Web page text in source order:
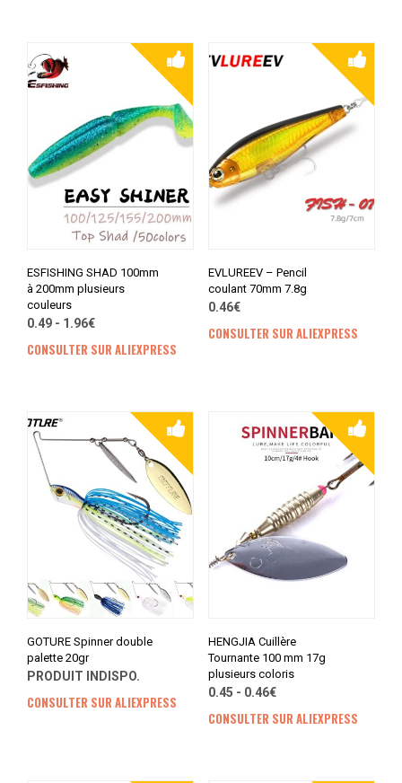
ESFISHING SHAD 100mm
à 200mm plusieurs
couleurs
0.49 - 1.96€
CONSULTER SUR ALIEXPRESS
EVLUREEV – Pencil
coulant 70mm 7.8g
0.46€
CONSULTER SUR ALIEXPRESS
GOTURE Spinner double
palette 20gr
PRODUIT INDISPO.
CONSULTER SUR ALIEXPRESS
HENGJIA Cuillère
Tournante 100 mm 17g
plusieurs coloris
0.45 - 0.46€
CONSULTER SUR ALIEXPRESS